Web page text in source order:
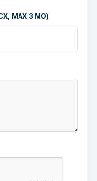
MAX 3 MO)